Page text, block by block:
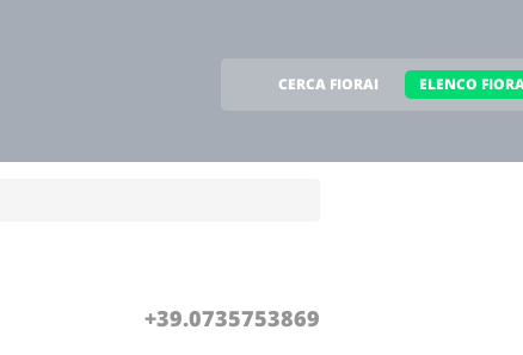
CERCA FIORAI ELENCO
+39.0735753869